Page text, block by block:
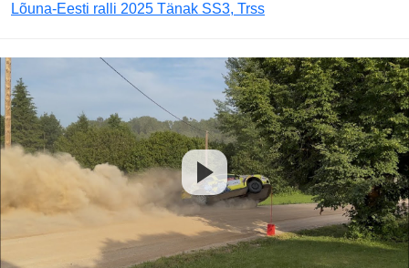
Lõuna-Eesti ralli 2025 Tänak SS3, Trss